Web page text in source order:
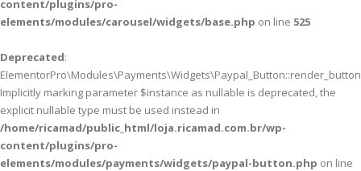
content/plugins/pro-
elements/modules/carousel/widgets/base.php on line 525
Deprecated:
Implicitly marking parameter $instance as nullable is deprecated, the
explicit nullable type must be used instead in
/home/ricamad/public_html/loja.ricamad.com.br/wp-
content/plugins/pro-
elements/modules/payments/widgets/paypal-button.php on line